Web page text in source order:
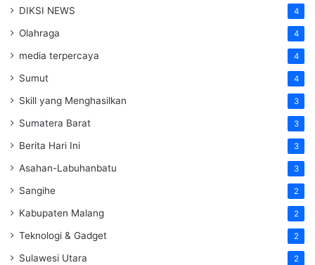
DIKSI NEWS 4
Olahraga 4
media terpercaya 4
Sumut 4
Skill yang Menghasilkan 3
Sumatera Barat 3
Berita Hari Ini 3
Asahan-Labuhanbatu 3
Sangihe 2
Kabupaten Malang 2
Teknologi & Gadget 2
Sulawesi Utara 2